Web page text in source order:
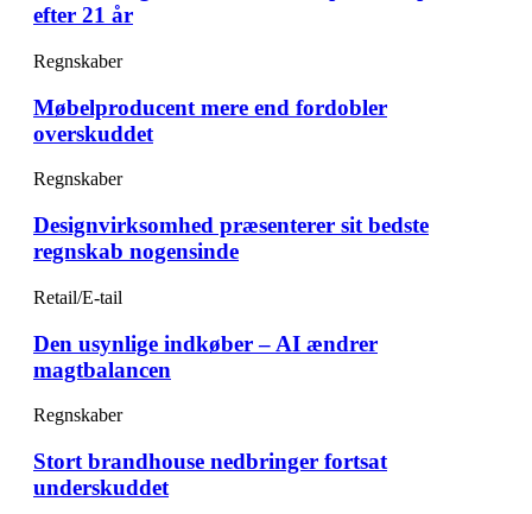
efter 21 år
Regnskaber
Møbelproducent mere end fordobler
overskuddet
Regnskaber
Designvirksomhed præsenterer sit bedste
regnskab nogensinde
Retail/E-tail
Den usynlige indkøber – AI ændrer
magtbalancen
Regnskaber
Stort brandhouse nedbringer fortsat
underskuddet